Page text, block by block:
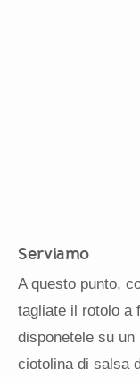
Serviamo
A questo punto,
tagliate il rotolo a
disponetele su un
ciotolina di salsa